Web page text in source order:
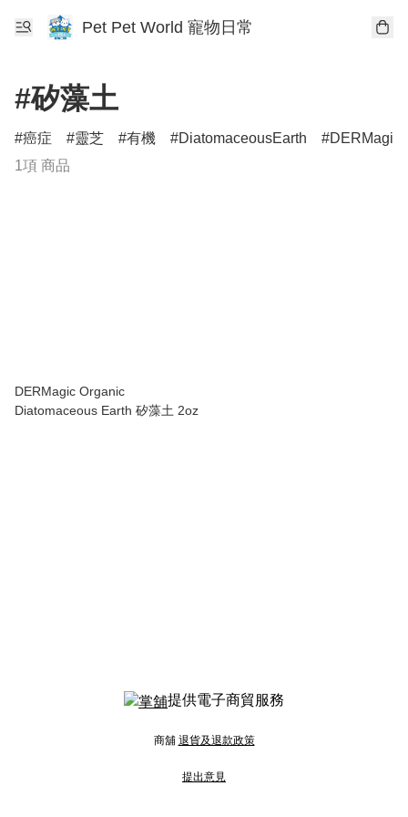
Pet Pet World 寵物日常
#矽藻土
癌症 靈芝 有機 DiatomaceousEarth
DERMagic
1項 商品
DERMagic Organic
Diatomaceous Earth 矽藻土 2oz
提供電子商貿服務
商舖 退貨及退款政策
提出意見